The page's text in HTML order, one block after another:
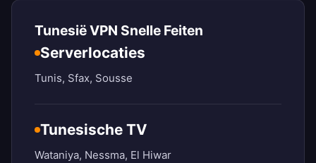
Tunesië VPN Snelle Feiten
Serverlocaties
Tunis, Sfax, Sousse
Tunesische TV
Wataniya, Nessma, El Hiwar